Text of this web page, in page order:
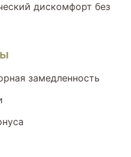
дискомфорт без
замедленность